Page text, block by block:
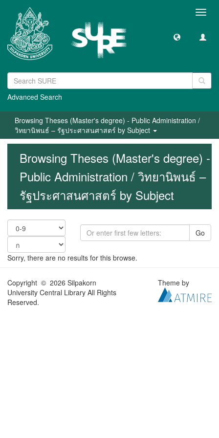
Advanced Search
Browsing Theses (Master's degree) - Public Administration /
วิทยานิพนธ์ – รัฐประศาสนศาสตร์ by Subject
Browsing Theses (Master's degree) -
Public Administration / วิทยานิพนธ์ –
รัฐประศาสนศาสตร์ by Subject
Go
Sorry, there are no results for this browse.
Copyright © 2026 Silpakorn
University Central Library All Rights
Reserved.
Theme by